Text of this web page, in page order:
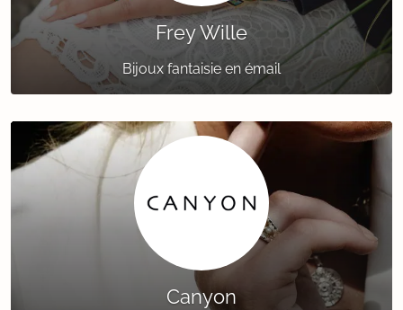
Frey Wille
Bijoux fantaisie en émail
Canyon